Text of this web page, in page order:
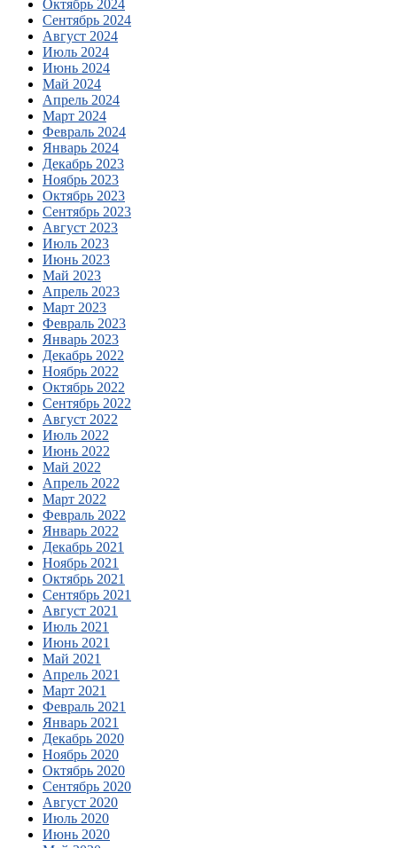
Октябрь 2024
Сентябрь 2024
Август 2024
Июль 2024
Июнь 2024
Май 2024
Апрель 2024
Март 2024
Февраль 2024
Январь 2024
Декабрь 2023
Ноябрь 2023
Октябрь 2023
Сентябрь 2023
Август 2023
Июль 2023
Июнь 2023
Май 2023
Апрель 2023
Март 2023
Февраль 2023
Январь 2023
Декабрь 2022
Ноябрь 2022
Октябрь 2022
Сентябрь 2022
Август 2022
Июль 2022
Июнь 2022
Май 2022
Апрель 2022
Март 2022
Февраль 2022
Январь 2022
Декабрь 2021
Ноябрь 2021
Октябрь 2021
Сентябрь 2021
Август 2021
Июль 2021
Июнь 2021
Май 2021
Апрель 2021
Март 2021
Февраль 2021
Январь 2021
Декабрь 2020
Ноябрь 2020
Октябрь 2020
Сентябрь 2020
Август 2020
Июль 2020
Июнь 2020